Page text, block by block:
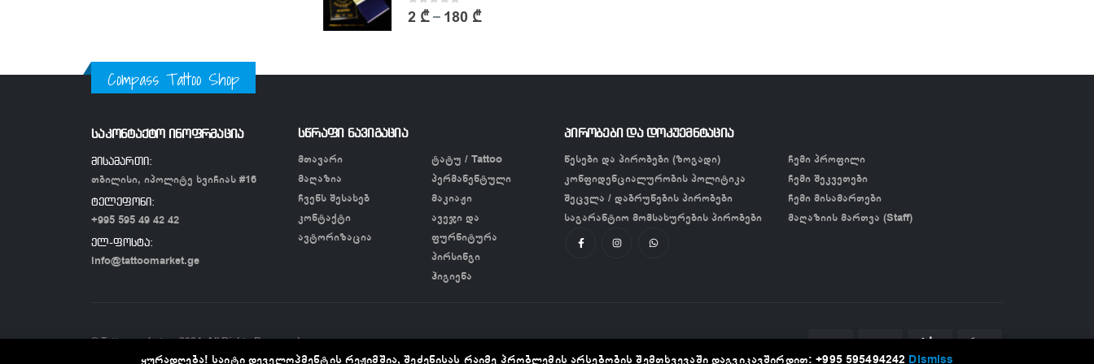
0out of 5
2 ₾– 180 ₾
Compass Tattoo Shop
საკონტაქტო ინოფრმაცია
მისამართი:
თბილისი, იპოლიტე ხვიჩიას #16
ტელეფონი:
+995 595 49 42 42
ელ-ფოსტა:
info@tattoomarket.ge
სწრაფი ნავიგაცია
მთავარი
მაღაზია
ჩვენს შესახებ
კონტაქტი
ავტორიზაცია
ტატუ / Tattoo
პერმანენტული
მაკიაჟი
ავეჯი და
ფურნიტურა
პირსინგი
ჰიგიენა
პირობები და დოკუემნტაცია
წესები და პირობები (ზოგადი)
კონფიდენციალურობის პოლიტიკა
შეცვლა / დაბრუნების პირობები
საგარანტიო მომსახურების პირობები
ჩემი პროფილი
ჩემი შეკვეთები
ჩემი მისამართები
მაღაზიის მართვა (Staff)
© Tattoomarket.ge 2024. All Rights Reserved
ყურადღება! საიტი დეველოპმენტის რეჟიმშია, შეძენისას რაიმე პრობლემის არსებობის შემთხვევაში დაგვიკავშირდით: +995 595494242 Dismiss